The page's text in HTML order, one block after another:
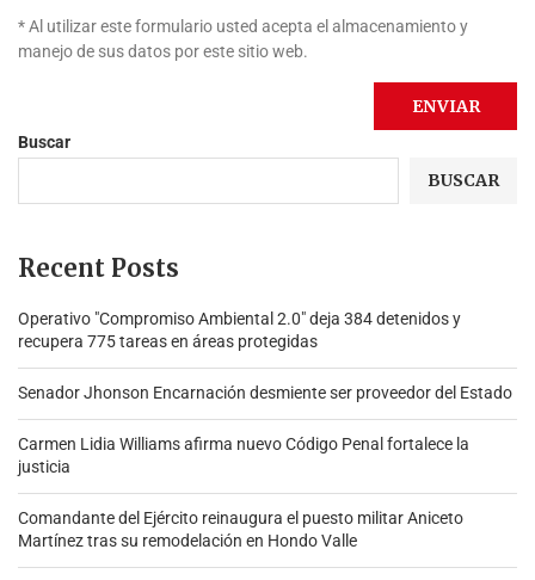
* Al utilizar este formulario usted acepta el almacenamiento y
manejo de sus datos por este sitio web.
Buscar
BUSCAR
Recent Posts
Operativo "Compromiso Ambiental 2.0″ deja 384 detenidos y
recupera 775 tareas en áreas protegidas
Senador Jhonson Encarnación desmiente ser proveedor del Estado
Carmen Lidia Williams afirma nuevo Código Penal fortalece la
justicia
Comandante del Ejército reinaugura el puesto militar Aniceto
Martínez tras su remodelación en Hondo Valle